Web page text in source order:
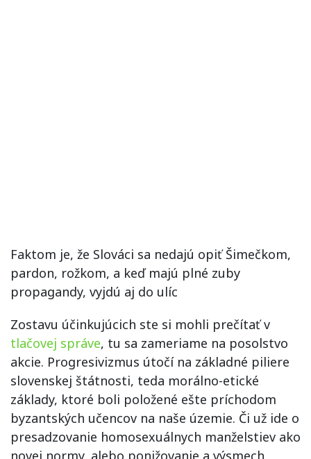
Faktom je, že Slováci sa nedajú opiť Šimečkom,
pardon, rožkom, a keď majú plné zuby
propagandy, vyjdú aj do ulíc
Zostavu účinkujúcich ste si mohli prečítať v
tlačovej správe, tu sa zameriame na posolstvo
akcie. Progresivizmus útočí na základné piliere
slovenskej štátnosti, teda morálno-etické
základy, ktoré boli položené ešte príchodom
byzantských učencov na naše územie. Či už ide o
presadzovanie homosexuálnych manželstiev ako
novej normy, alebo ponižovanie a výsmech